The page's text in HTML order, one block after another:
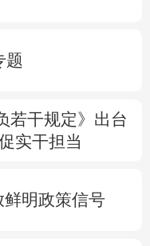
عربى
题
若干规定》出台
实干担当
鲜明政策信号